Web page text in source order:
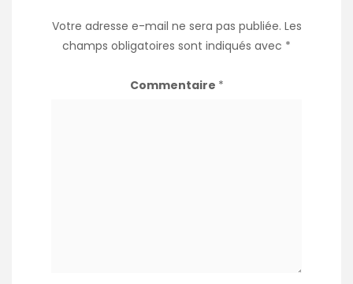
Votre adresse e-mail ne sera pas publiée. Les
champs obligatoires sont indiqués avec *
Commentaire *